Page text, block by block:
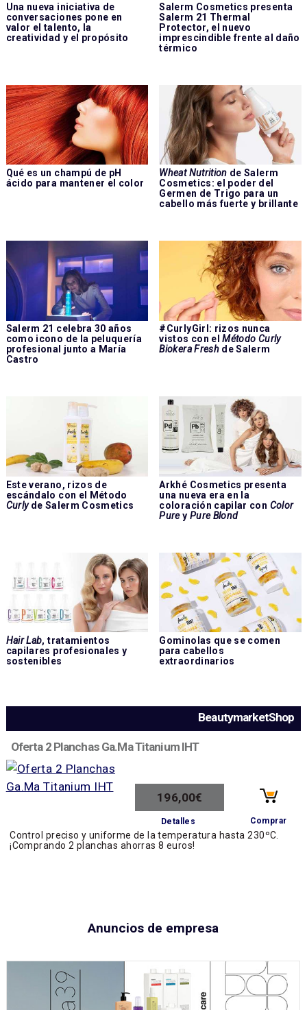
Una nueva iniciativa de
conversaciones pone en
valor el talento, la
creatividad y el propósito
Salerm Cosmetics presenta
Salerm 21 Thermal
Protector, el nuevo
imprescindible frente al daño
térmico
Qué es un champú de pH
ácido para mantener el color
Wheat Nutrition de Salerm
Cosmetics: el poder del
Germen de Trigo para un
cabello más fuerte y brillante
Salerm 21 celebra 30 años
como icono de la peluquería
profesional junto a María
Castro
#CurlyGirl: rizos nunca
vistos con elMétodo Curly
Biokera Fresh de Salerm
Este verano, rizos de
escándalo con el Método
Curlyde Salerm Cosmetics
Arkhé Cosmetics presenta
una nueva era en la
coloración capilar con Color
Purey Pure Blond
Hair Lab, tratamientos
capilares profesionales y
sostenibles
Gominolas que se comen
para cabellos
extraordinarios
BeautymarketShop
Oferta 2 Planchas Ga.Ma Titanium IHT
196,00€
Detalles Comprar
Control preciso y uniforme de la temperatura hasta 230ºC.
¡Comprando 2 planchas ahorras 8 euros!
Anuncios de empresa